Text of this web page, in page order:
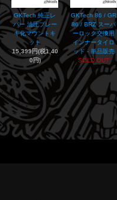
GKTech 純正レ
バー 油圧ブレー
キ化マウントキ
ット
15,399円(税1,40
0円)
GKTech 86 / GR
86 / BRZ スーパ
ーロック交換用
インナータイロ
ッド - 単品販売
SOLD OUT